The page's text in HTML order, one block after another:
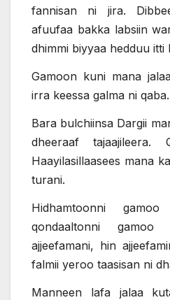
fannisan ni jira.
afuufaa bakka labsiin
dhimmi biyyaa hedduu itti
Gamoon kuni mana
irra keessa galma ni qaba.
Bara bulchiinsa Dargii
dheeraaf tajaajileera.
Haayilasillaasees mana
turani.
Hidhamtoonni
qondaaltonni
ajjeefamani, hin
falmii yeroo taasisan ni
Manneen lafa jalaa